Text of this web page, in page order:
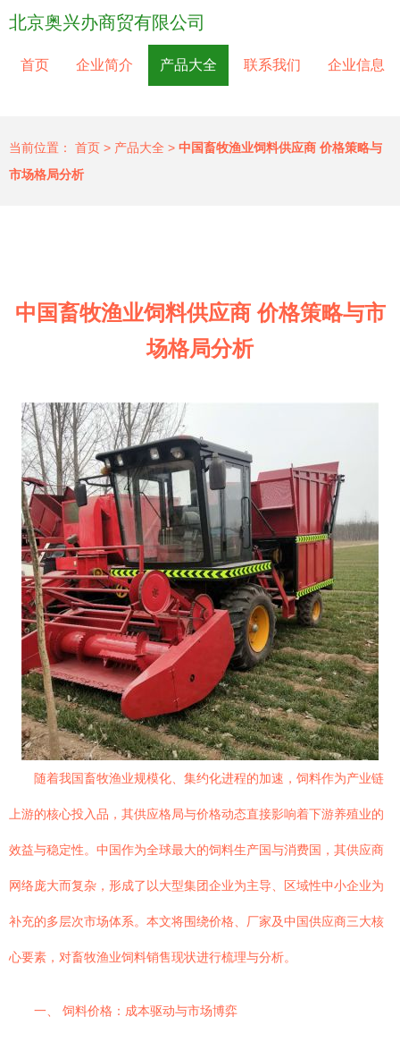
北京奥兴办商贸有限公司
首页 企业简介 产品大全 联系我们 企业信息
当前位置： 首页 > 产品大全 > 中国畜牧渔业饲料供应商 价格策略与
市场格局分析
中国畜牧渔业饲料供应商 价格策略与市
场格局分析
随着我国畜牧渔业规模化、集约化进程的加速，饲料作为产业链
上游的核心投入品，其供应格局与价格动态直接影响着下游养殖业的
效益与稳定性。中国作为全球最大的饲料生产国与消费国，其供应商
网络庞大而复杂，形成了以大型集团企业为主导、区域性中小企业为
补充的多层次市场体系。本文将围绕价格、厂家及中国供应商三大核
心要素，对畜牧渔业饲料销售现状进行梳理与分析。
一、 饲料价格：成本驱动与市场博弈